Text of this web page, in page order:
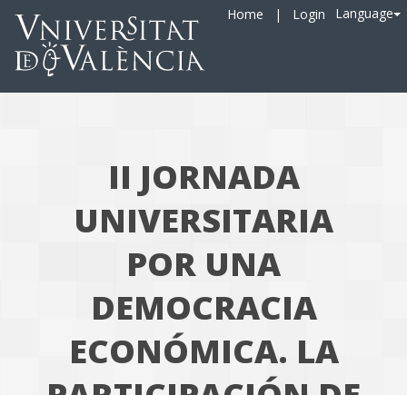
Home | Login Language
II JORNADA
UNIVERSITARIA
POR UNA
DEMOCRACIA
ECONÓMICA. LA